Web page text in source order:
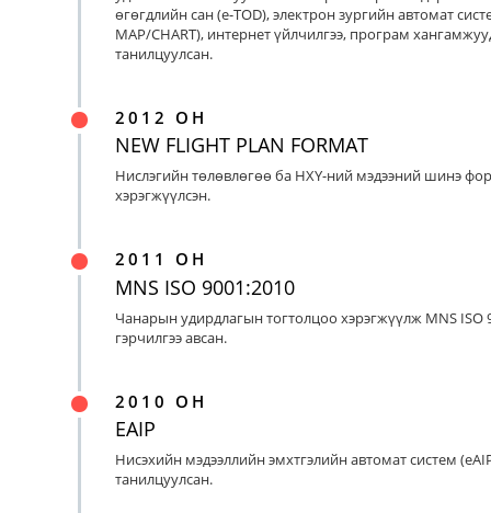
өгөгдлийн сан (e-TOD), электрон зургийн автомат
MAP/CHART), интернет үйлчилгээ, програм
танилцуулсан.
2012 ОН
NEW FLIGHT PLAN FORMAT
Нислэгийн төлөвлөгөө ба НХҮ-ний мэдээний шинэ
хэрэгжүүлсэн.
2011 ОН
MNS ISO 9001:2010
Чанарын удирдлагын тогтолцоо хэрэгжүүлж MNS ISO
гэрчилгээ авсан.
2010 ОН
EAIP
Нисэхийн мэдээллийн эмхтгэлийн автомат систем
танилцуулсан.